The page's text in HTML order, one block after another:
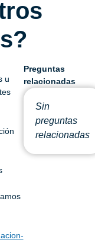
u
Preguntas
relacionadas
Sin
preguntas
relacionadas